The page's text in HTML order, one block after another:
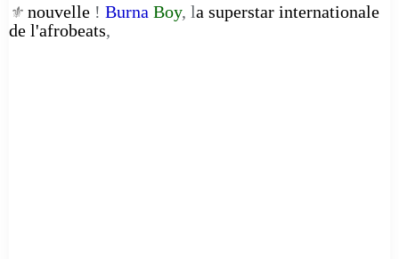
⚜️ nouvelle ! Burna Boy, la superstar internationale
de l'afrobeats,